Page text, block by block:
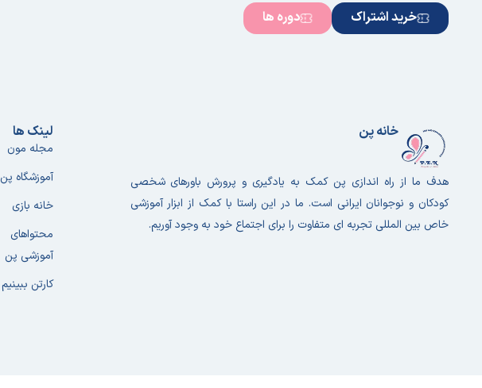
خرید اشتراک
دوره ها
خانه پن
هدف ما از راه اندازی پن کمک به یادگیری و پرورش باورهای شخصی
کودکان و نوجوانان ایرانی است. ما در این راستا با کمک از ابزار آموزشی
خاص بین المللی تجربه ای متفاوت را برای اجتماع خود به وجود آوریم.
لینک ها
مجله مون
آموزشگاه پن
خانه بازی
محتواهای
آموزشی پن
کارتن ببینیم